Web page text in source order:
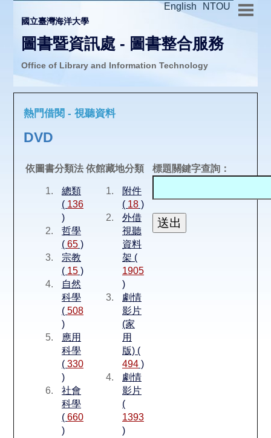
NTOU
English
國立臺灣海洋大學
圖書暨資訊處 - 圖書整合服務
Office of Library and Information Technology
推廣活動
圖書互借
線上報名
申請表單
空間借用
熱門借閱
個人借閱
熱門借閱 - 視聽資料
DVD
依圖書分類法
總類
( 136
)
哲學
( 65)
宗教
( 15)
自然
科學
( 508
)
應用
科學
( 330
)
社會
科學
( 660
)
依館藏地分類
附件
( 18)
外借
視聽
資料
架 (
1905
)
劇情
影片
(家
用
版) (
494)
劇情
影片
(
1393
)
標題關鍵字查詢：